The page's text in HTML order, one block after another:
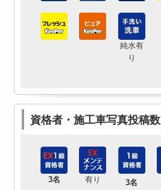
純水有
り
資格者・施工車写真投稿数
3名 有り 3名